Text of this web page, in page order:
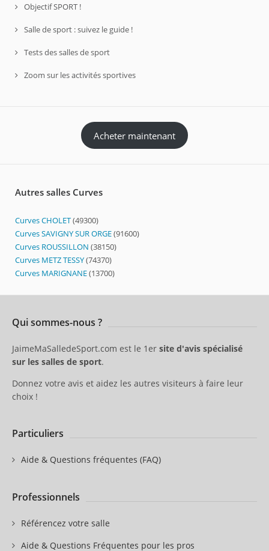
Objectif SPORT !
Salle de sport : suivez le guide !
Tests des salles de sport
Zoom sur les activités sportives
Acheter maintenant
Autres salles Curves
Curves CHOLET(49300)
Curves SAVIGNY SUR ORGE(91600)
Curves ROUSSILLON (38150)
Curves METZ TESSY(74370)
Curves MARIGNANE(13700)
Qui sommes-nous ?
JaimeMaSalledeSport.com est le 1er site d'avis spécialisé
sur les salles de sport.
Donnez votre avis et aidez les autres visiteurs à faire leur
choix !
Particuliers
Aide & Questions fréquentes (FAQ)
Professionnels
Référencez votre salle
Aide & Questions Fréquentes pour les pros